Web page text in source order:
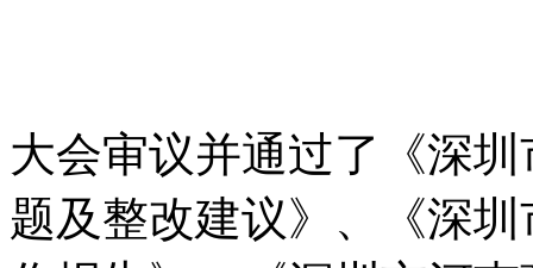
大会审议并通过了《深
题及整改建议》、《深